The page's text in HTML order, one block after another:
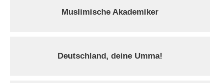
Muslimische Akademiker
Deutschland, deine Umma!